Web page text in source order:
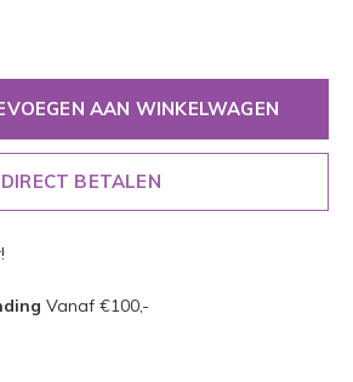
AAN WINKELWAGEN
DIRECT BETALEN
Vanaf €100,-